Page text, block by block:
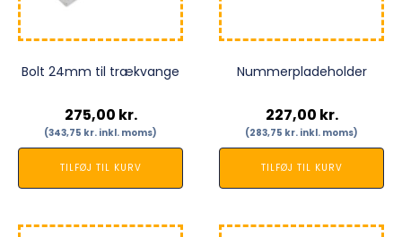
Bolt 24mm til trækvange
275,00 kr.
(343,75 kr. inkl. moms)
TILFØJ TIL KURV
Nummerpladeholder
227,00 kr.
(283,75 kr. inkl. moms)
TILFØJ TIL KURV